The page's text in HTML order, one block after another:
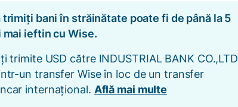
trimiți bani în străinătate poate fi de până la 5
mai ieftin cu Wise.
trimite USD către INDUSTRIAL BANK
un transfer Wise în loc de un transfer
internațional. Află mai multe